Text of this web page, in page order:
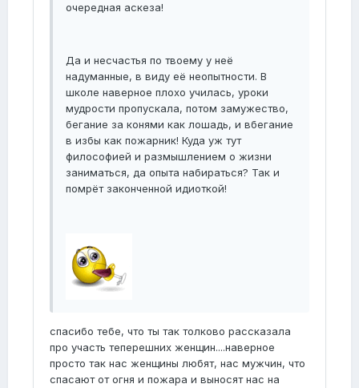
очередная аскеза!
Да и несчастья по твоему у неё
надуманные, в виду её неопытности. В
школе наверное плохо училась, уроки
мудрости пропускала, потом замужество,
бегание за конями как лошадь, и вбегание
в избы как пожарник! Куда уж тут
философией и размышлением о жизни
заниматься, да опыта набираться? Так и
помрёт законченной идиоткой!
спасибо тебе, что ты так толково рассказала
про участь теперешних женщин....наверное
просто так нас женщины любят, нас мужчин, что
спасают от огня и пожара и выносят нас на